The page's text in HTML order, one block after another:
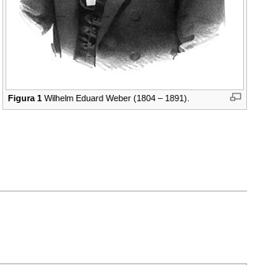
Figura 1 Wilhelm Eduard Weber (1804 – 1891).